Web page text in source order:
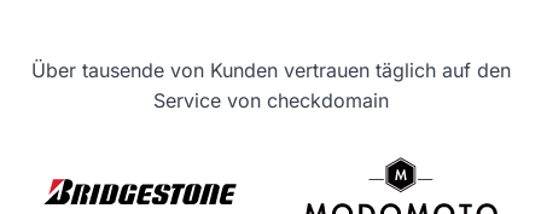
Über tausende von Kunden vertrauen täglich auf den
Service von checkdomain